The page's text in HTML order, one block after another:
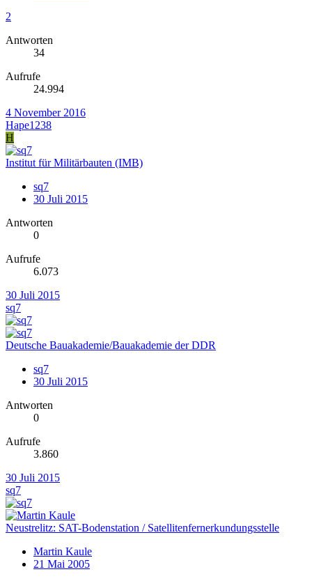
2
Antworten
34
Aufrufe
24.994
4 November 2016
Hape1238
H
Institut für Militärbauten (IMB)
sq7
30 Juli 2015
Antworten
0
Aufrufe
6.073
30 Juli 2015
sq7
Deutsche Bauakademie/Bauakademie der DDR
sq7
30 Juli 2015
Antworten
0
Aufrufe
3.860
30 Juli 2015
sq7
Neustrelitz: SAT-Bodenstation / Satellitenfernerkundungsstelle
Martin Kaule
21 Mai 2005